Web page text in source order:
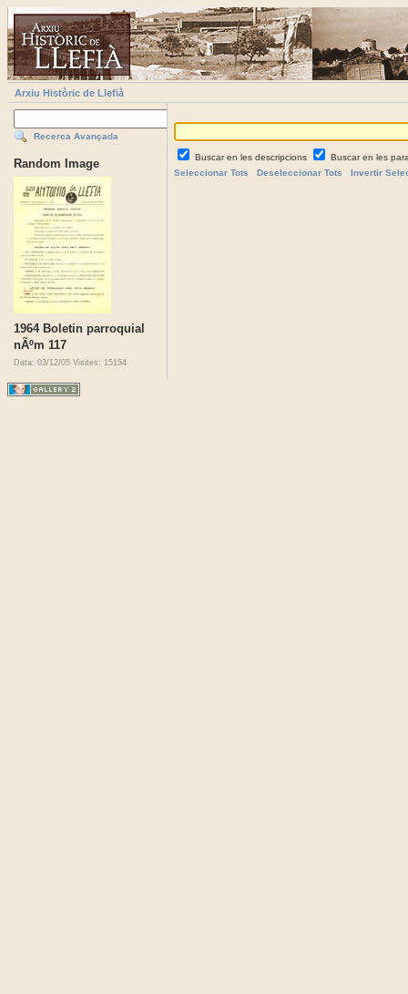
Arxiu Històric de Llefià
Recerca Avançada
Random Image
1964 Boletin parroquial
nÃºm 117
Data: 03/12/05 Visites: 15154
Buscar en les descripcions
Buscar en les
Seleccionar Tots
Deseleccionar Tots Invertir